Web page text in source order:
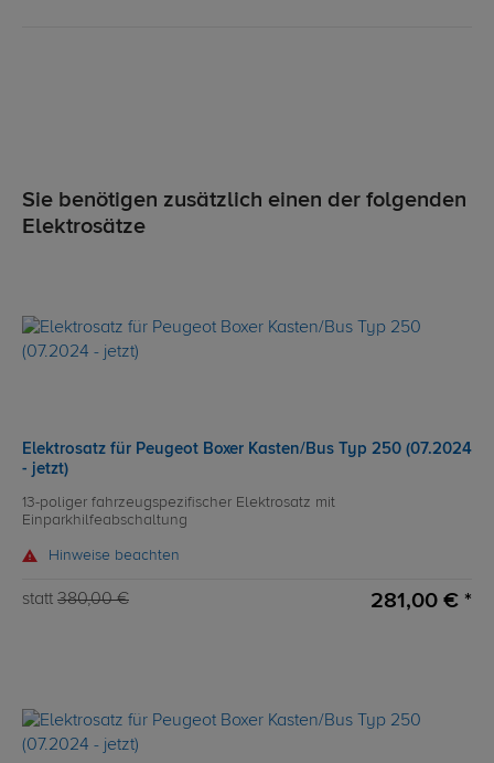
Sie benötigen zusätzlich einen der folgenden
Elektrosätze
Elektrosatz für Peugeot Boxer Kasten/Bus Typ 250 (07.2024
- jetzt)
13-poliger fahrzeugspezifischer Elektrosatz mit
Einparkhilfeabschaltung
Hinweise beachten
statt 380,00 € 281,00 € *